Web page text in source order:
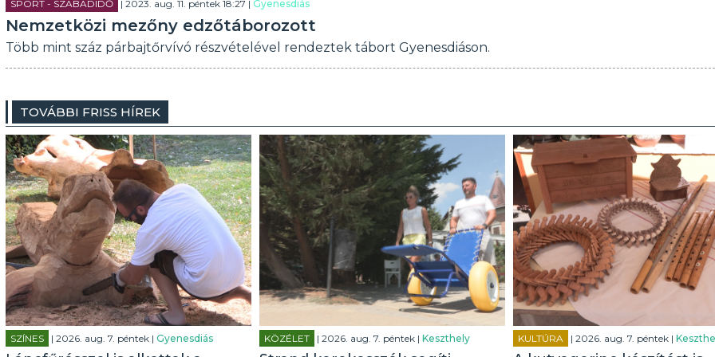
SPORT - SZABADIDŐ | 2023. aug. 11. péntek 18:27 | Gyenesdiás
Nemzetközi mezőny edzőtáborozott
Több mint száz párbajtőrvívó részvételével rendeztek tábort Gyenesdiáson.
TOVÁBBI FRISS HÍREK
SZÍNES | 2026. aug. 7. péntek | Gyenesdiás KÖZÉLET | 2026. aug. 7. péntek | Keszthely KULTÚRA | 2026. aug. 7. péntek |